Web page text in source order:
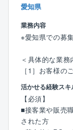
を広げ、あらゆ
【同社の魅力】
フレックス制度
の範囲で、社
間を自由に決め
同社は、コア
いスーパーフ
で働きやすい環
愛知県
業務内容
※愛知県での募
＜具体的な業務
［1］お客様の
■建築物やイン
ージをわかりや
ードを作成しま
［2］営業部と
活かせる経験スキ
【必須】
■接客業や販売
された方